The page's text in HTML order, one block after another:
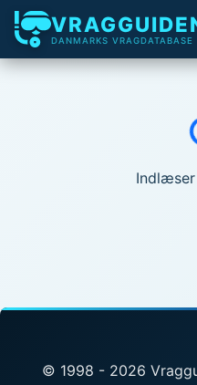
DANMARKS VRAGDATABASE
© 1998 - 2026